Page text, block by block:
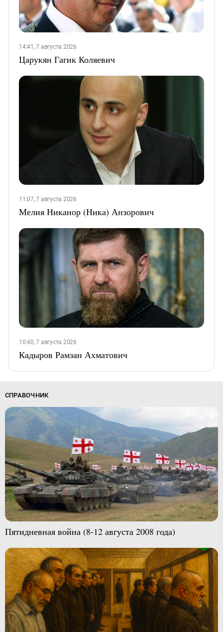
14:41, 7 августа 2026
Царукян Гагик Коляевич
11:07, 7 августа 2026
Мелия Никанор (Ника) Анзорович
10:40, 7 августа 2026
Кадыров Рамзан Ахматович
СПРАВОЧНИК
Пятидневная война (8-12 августа 2008 года)